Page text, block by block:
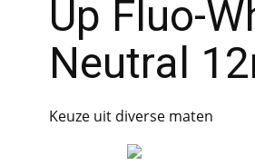
Up Fluo-
Neutral
Keuze uit diverse maten